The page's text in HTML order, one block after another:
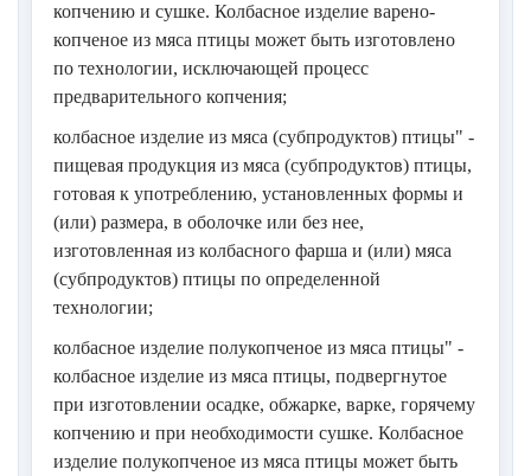
копчению и сушке. Колбасное изделие варено-
копченое из мяса птицы может быть изготовлено
по технологии, исключающей процесс
предварительного копчения;
колбасное изделие из мяса (субпродуктов) птицы" -
пищевая продукция из мяса (субпродуктов) птицы,
готовая к употреблению, установленных формы и
(или) размера, в оболочке или без нее,
изготовленная из колбасного фарша и (или) мяса
(субпродуктов) птицы по определенной
технологии;
колбасное изделие полукопченое из мяса птицы" -
колбасное изделие из мяса птицы, подвергнутое
при изготовлении осадке, обжарке, варке, горячему
копчению и при необходимости сушке. Колбасное
изделие полукопченое из мяса птицы может быть